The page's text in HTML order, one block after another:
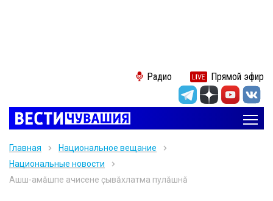
Радио Прямой эфир
Главная
Национальное вещание
Национальные новости
Ашшӗ-амӑшӗпе ачисене ҫывӑхлатма пулӑшнӑ